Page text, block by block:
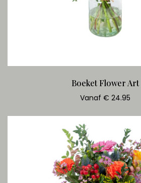
Boeket Flower Art
Vanaf € 24.95